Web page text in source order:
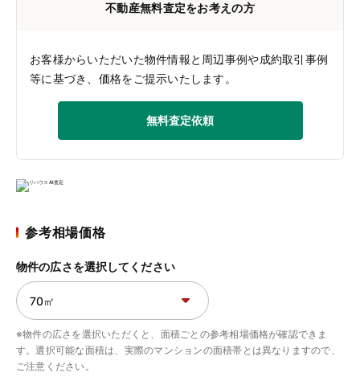
不動産無料査定をお考えの方
お客様からいただいた物件情報と周辺事例や成約取引事例
等に基づき、価格をご提示いたします。
無料査定依頼
参考相場価格
物件の広さを選択してください
※物件の広さを選択いただくと、面積ごとの参考相場価格が確認できま
す。選択可能な面積は、実際のマンションの面積帯とは異なりますので、
ご注意ください。